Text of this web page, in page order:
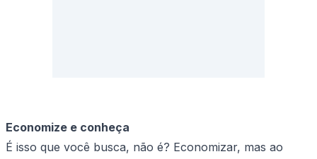
Economize e conheça
É isso que você busca, não é? Economizar, mas ao